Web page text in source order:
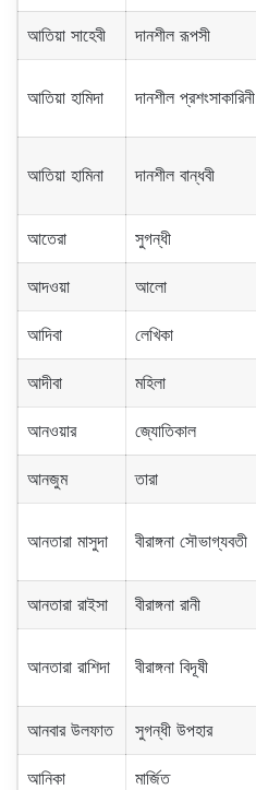
আতিয়া সাহেবী দানশীল রূপসী
আতিয়া হামিদা দানশীল প্রশংসাকারিনী
আতিয়া হামিনা দানশীল বান্ধবী
আতেরা সুগন্ধী
আদওয়া আলো
আদিবা লেখিকা
আদীবা মহিলা
আনওয়ার জ্যোতিকাল
আনজুম তারা
আনতারা মাসুদা বীরাঙ্গনা সৌভাগ্যবতী
আনতারা রাইসা বীরাঙ্গনা রানী
আনতারা রাশিদা বীরাঙ্গনা বিদূষী
আনবার উলফাত সুগন্ধী উপহার
আনিকা মার্জিত